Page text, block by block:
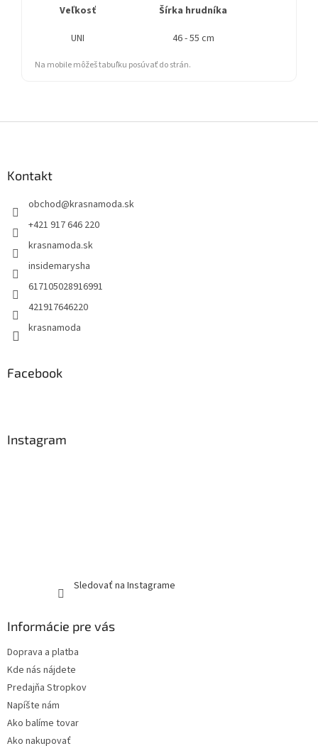
Veľkosť Šírka hrudníka
UNI
46 - 55 cm
Na mobile môžeš tabuľku posúvať do strán.
Kontakt
obchod@krasnamoda.sk
+421 917 646 220
krasnamoda.sk
insidemarysha
617105028916991
421917646220
krasnamoda
Facebook
Instagram
Sledovať na Instagrame
Informácie pre vás
Doprava a platba
Kde nás nájdete
Predajňa Stropkov
Napíšte nám
Ako balíme tovar
Ako nakupovať